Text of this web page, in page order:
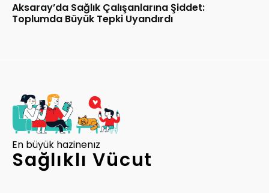
Aksaray’da Sağlık Çalışanlarına Şiddet:
Toplumda Büyük Tepki Uyandırdı
En büyük hazinenız
Sağlıklı Vücut